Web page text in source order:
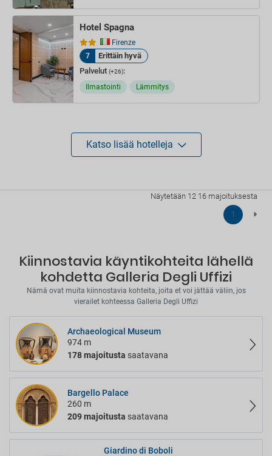
Hotel Spagna
Firenze
7
Erittäin hyvä
Palvelut (+26):
Ilmastointi Lämmitys
Katso lisää hotelleja
Näytetään 12 16 majoituksesta
1
Kiinnostavia käyntikohteita lähellä
kohdetta Galleria Degli Uffizi
Nämä ovat muita kiinnostavia kohteita, joita et voi jättää väliin, jos
vierailet kohteessa Galleria Degli Uffizi
Archaeological Museum
974 m
178 majoitusta saatavana
Bargello Palace
260 m
209 majoitusta saatavana
Giardino di Boboli